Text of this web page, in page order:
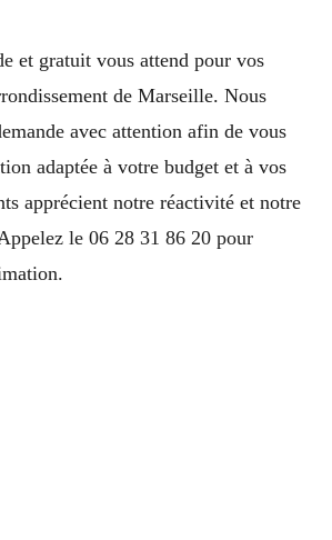
et gratuit vous attend pour vos
de Marseille. Nous
avec attention afin de vous
adaptée à votre budget et à vos
apprécient notre réactivité et notre
le 06 28 31 86 20 pour